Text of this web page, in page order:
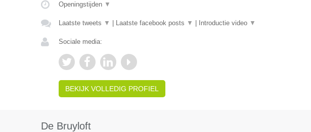
Openingstijden ▼
Laatste tweets ▼ Laatste facebook posts ▼ Introductie video ▼
Sociale media:
BEKIJK VOLLEDIG PROFIEL
De Bruyloft